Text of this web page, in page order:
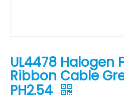
UL4478 Halogen
Ribbon Cable
PH2.54